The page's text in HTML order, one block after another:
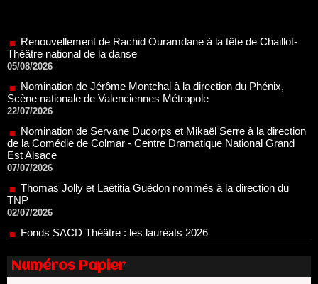
05/08/2026
Nomination de Jérôme Montchal à la direction du Phénix,
Scène nationale de Valenciennes Métropole
22/07/2026
Nomination de Servane Ducorps et Mikaël Serre à la direction
de la Comédie de Colmar - Centre Dramatique National Grand
Est Alsace
07/07/2026
Thomas Jolly et Laëtitia Guédon nommés à la direction du
TNP
02/07/2026
Fonds SACD Théâtre : les lauréats 2026
23/06/2026
Dispositif ARTCENA Écrire pour le cirque, les lauréats 2026 !
Le palmarès des prix SACD 2026
Numéros Papier